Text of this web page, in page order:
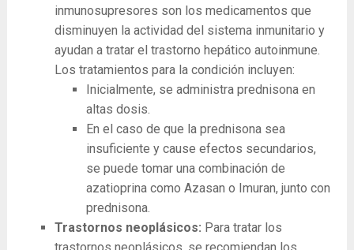
inmunosupresores son los medicamentos que
disminuyen la actividad del sistema inmunitario y
ayudan a tratar el trastorno hepático autoinmune.
Los tratamientos para la condición incluyen:
Inicialmente, se administra prednisona en
altas dosis.
En el caso de que la prednisona sea
insuficiente y cause efectos secundarios,
se puede tomar una combinación de
azatioprina como Azasan o Imuran, junto con
prednisona.
Trastornos neoplásicos: Para tratar los